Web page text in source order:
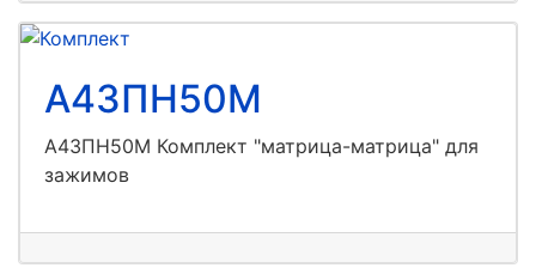
А43ПН50М
А43ПН50М Комплект "матрица-матрица" для
зажимов